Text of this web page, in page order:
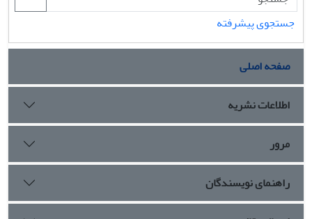
جستجوی پیشرفته
صفحه اصلی
اطلاعات نشریه
مرور
راهنمای نویسندگان